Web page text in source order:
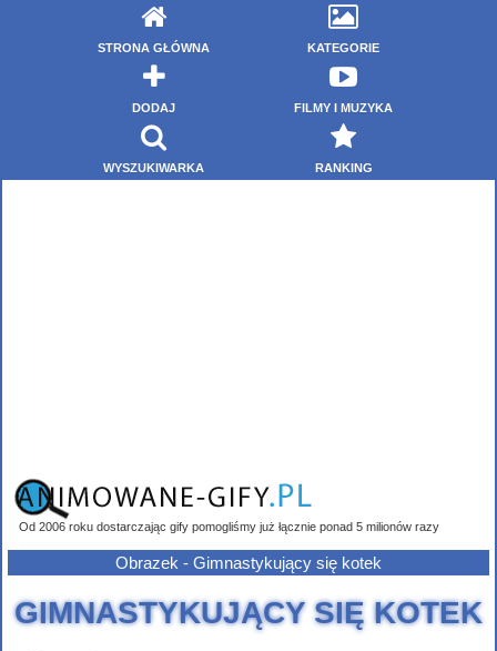
STRONA GŁÓWNA KATEGORIE
DODAJ FILMY I MUZYKA
WYSZUKIWARKA RANKING
Od 2006 roku dostarczając gify pomogliśmy już łącznie ponad 5 milionów razy
Obrazek - Gimnastykujący się kotek
GIMNASTYKUJĄCY SIĘ KOTEK